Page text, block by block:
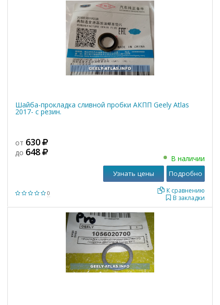
Шайба-прокладка сливной пробки АКПП Geely Atlas
2017- с резин.
0
от 630
до 648
В наличии
В закладки
К сравнению
Узнать цены Подробно